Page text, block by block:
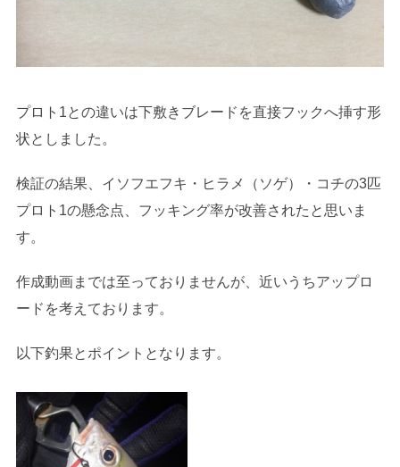
プロト1との違いは下敷きブレードを直接フックへ挿す形
状としました。
検証の結果、イソフエフキ・ヒラメ（ソゲ）・コチの3匹
プロト1の懸念点、フッキング率が改善されたと思いま
す。
作成動画までは至っておりませんが、近いうちアップロ
ードを考えております。
以下釣果とポイントとなります。